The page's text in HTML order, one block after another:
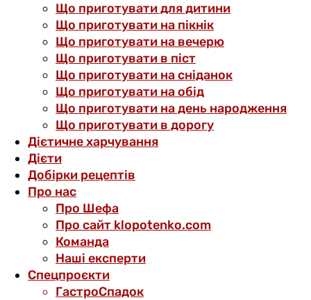
Що приготувати для дитини
Що приготувати на пікнік
Що приготувати на вечерю
Що приготувати в піст
Що приготувати на сніданок
Що приготувати на обід
Що приготувати на день народження
Що приготувати в дорогу
Дієтичне харчування
Дієти
Добірки рецептів
Про нас
Про Шефа
Про сайт klopotenko.com
Команда
Наші експерти
Спецпроєкти
ГастроСпадок